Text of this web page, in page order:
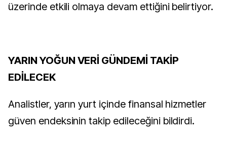
üzerinde etkili olmaya devam ettiğini belirtiyor.
YARIN YOĞUN VERİ GÜNDEMİ TAKİP
EDİLECEK
Analistler, yarın yurt içinde finansal hizmetler
güven endeksinin takip edileceğini bildirdi.